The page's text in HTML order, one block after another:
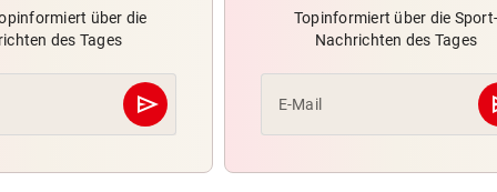
über die
des Tages
send
Abschicken
Topinformiert über die Sport-
Nachrichten des Tages
E-Mail